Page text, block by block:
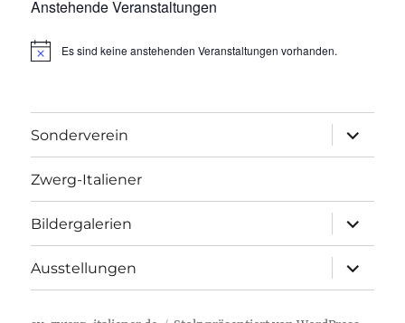
Anstehende Veranstaltungen
H
e
i
s
Es sind keine anstehenden Veranstaltungen vorhanden.
Sonderverein
anzeigen
Zwerg-Italiener
Bildergalerien
anzeigen
Ausstellungen
anzeigen